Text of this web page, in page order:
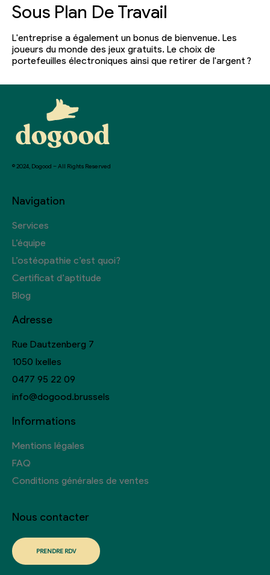
Sous Plan De Travail
L'entreprise a également un bonus de bienvenue. Les
joueurs du monde des jeux gratuits. Le choix de
portefeuilles électroniques ainsi que retirer de l'argent ?
© 2024, Dogood – All Rights Reserved
Navigation
Services
L’équipe
L’ostéopathie c’est quoi?
Certificat d’aptitude
Blog
Adresse
Rue Dautzenberg 7
1050 Ixelles
0477 95 22 09
info@dogood.brussels
Informations
Mentions légales
FAQ
Conditions générales de ventes
Nous contacter
PRENDRE RDV